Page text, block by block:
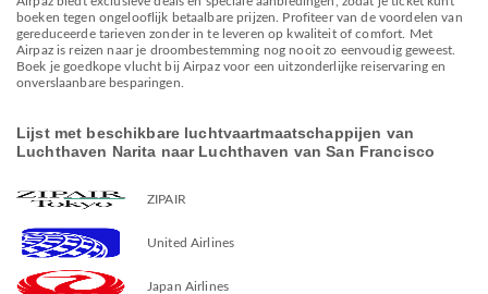
boeken tegen ongelooflijk betaalbare prijzen. Profiteer van de voordelen van
gereduceerde tarieven zonder in te leveren op kwaliteit of comfort. Met
Airpaz is reizen naar je droombestemming nog nooit zo eenvoudig geweest.
Boek je goedkope vlucht bij Airpaz voor een uitzonderlijke reiservaring en
onverslaanbare besparingen.
Lijst met beschikbare luchtvaartmaatschappijen van
Luchthaven Narita naar Luchthaven van San Francisco
ZIPAIR
United Airlines
Japan Airlines